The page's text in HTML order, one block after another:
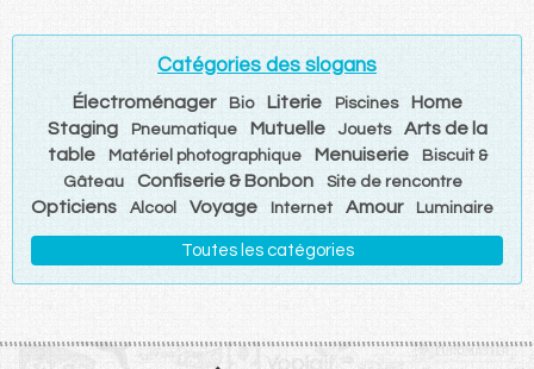
Catégories des slogans
Électroménager Bio Literie Piscines
Home
Staging
Pneumatique Mutuelle Jouets
Arts de la
table
Matériel photographique Menuiserie
Biscuit &
Gâteau
Confiserie & Bonbon Site de rencontre
Opticiens Alcool Voyage Internet Amour Luminaire
Toutes les catégories